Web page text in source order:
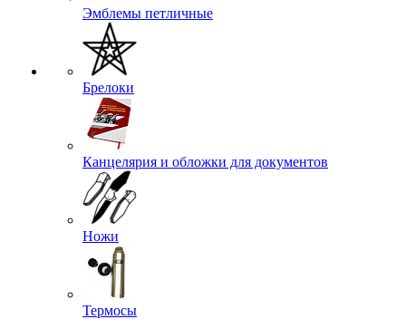
Эмблемы петличные
Брелоки
Канцелярия и обложки для документов
Ножи
Термосы